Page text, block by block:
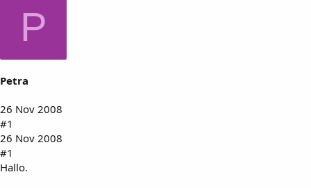
a
t
m
P
Petra
26 Nov 2008
#1
26 Nov 2008
#1
Hallo.